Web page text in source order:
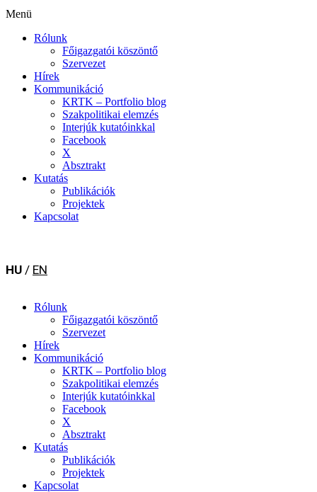
Menü
Rólunk
Főigazgatói köszöntő
Szervezet
Hírek
Kommunikáció
KRTK – Portfolio blog
Szakpolitikai elemzés
Interjúk kutatóinkkal
Facebook
X
Absztrakt
Kutatás
Publikációk
Projektek
Kapcsolat
HU / EN
Rólunk
Főigazgatói köszöntő
Szervezet
Hírek
Kommunikáció
KRTK – Portfolio blog
Szakpolitikai elemzés
Interjúk kutatóinkkal
Facebook
X
Absztrakt
Kutatás
Publikációk
Projektek
Kapcsolat